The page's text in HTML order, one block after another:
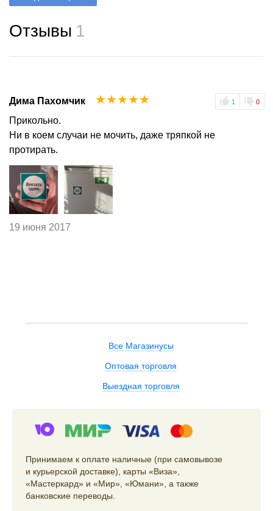
Отзывы 1
Дима Пахомчик 1 0
☆
☆
☆
☆
☆
Прикольно.
Ни в коем случаи не мочить, даже тряпкой не
протирать.
19 июня 2017
Все Магазинусы
Оптовая торговля
Выездная торговля
Принимаем к оплате наличные (при самовывозе
и курьерской доставке), карты «Виза»,
«Мастеркард» и «Мир», «Юмани», а также
банковские переводы.